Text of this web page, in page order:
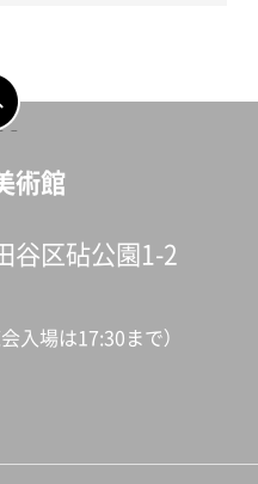
術館
谷区砧公園1-2
会入場は17:30まで）